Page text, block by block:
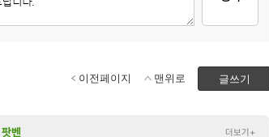
글쓰기
이전페이지 맨위로
팟벤 더보기+